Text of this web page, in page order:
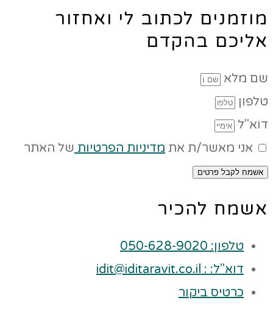
מוזמנים לכתוב לי ואחזור
אליכם בהקדם
שם מלא
טלפון
דוא"ל
אני מאשר/ת את מדיניות הפרטיות של האתר
אשמח לקבל פרטים
אשמח להכיר
טלפון: 050-628-9020
דוא"ל: : idit@iditaravit.co.il
כרטיס ביקור